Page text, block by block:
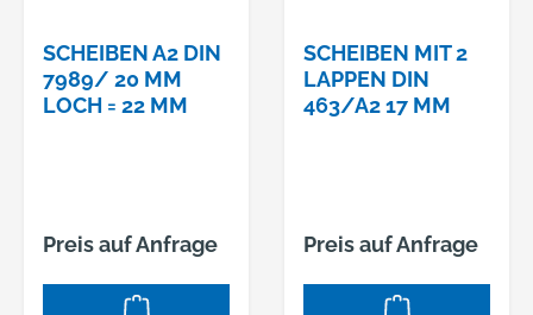
SCHEIBEN A2 DIN
7989/ 20 MM
LOCH = 22 MM
Preis auf Anfrage
SCHEIBEN MIT 2
LAPPEN DIN
463/A2 17 MM
Preis auf Anfrage